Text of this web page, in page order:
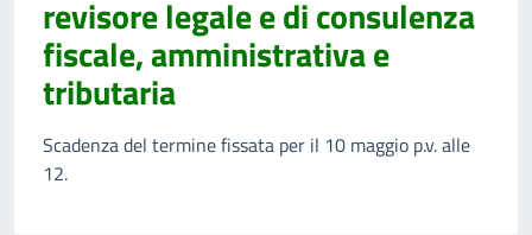
revisore legale e di consulenza
fiscale, amministrativa e
tributaria
Scadenza del termine fissata per il 10 maggio p.v. alle
12.